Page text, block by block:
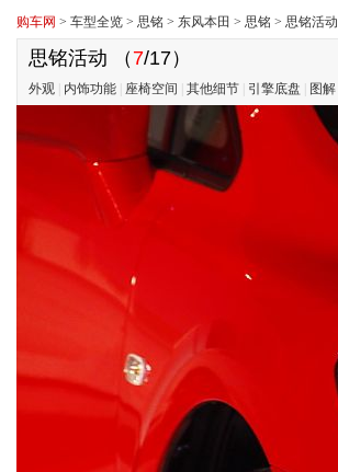
购车网 > 车型全览 > 思铭 > 东风本田 > 思铭 > 思铭活动
思铭活动 （ 7/17）
外观 内饰功能 座椅空间 其他细节 引擎底盘 图解